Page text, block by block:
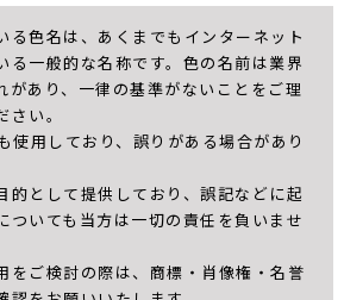
る色名は、あくまでもインターネット
る一般的な名称です。色の名前は業界
があり、一律の基準がないことをご理
い。
使用しており、誤りがある場合があり
的として提供しており、誤記などに起
ついても当方は一切の責任を負いませ
をご検討の際は、商標・肖像権・名誉